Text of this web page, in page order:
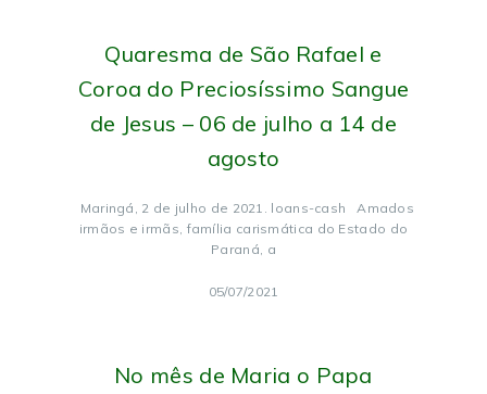
Quaresma de São Rafael e
Coroa do Preciosíssimo Sangue
de Jesus – 06 de julho a 14 de
agosto
Maringá, 2 de julho de 2021. loans-cash Amados
irmãos e irmãs, família carismática do Estado do
Paraná, a
05/07/2021
No mês de Maria o Papa